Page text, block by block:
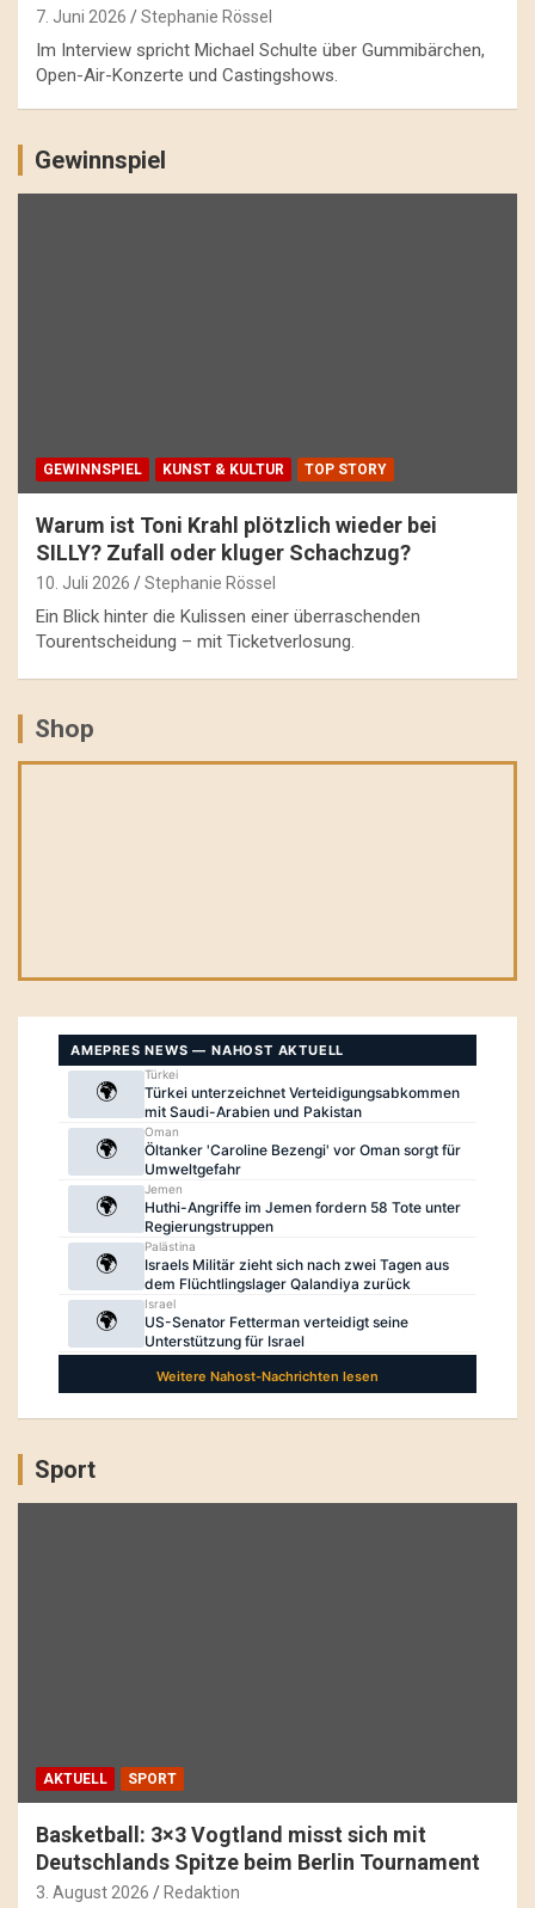
7. Juni 2026 Stephanie Rössel
Im Interview spricht Michael Schulte über Gummibärchen,
Open-Air-Konzerte und Castingshows.
Gewinnspiel
GEWINNSPIEL KUNST & KULTUR TOP STORY
Warum ist Toni Krahl plötzlich wieder bei
SILLY? Zufall oder kluger Schachzug?
10. Juli 2026 Stephanie Rössel
Ein Blick hinter die Kulissen einer überraschenden
Tourentscheidung – mit Ticketverlosung.
Shop
Sport
AKTUELL SPORT
Basketball: 3×3 Vogtland misst sich mit
Deutschlands Spitze beim Berlin Tournament
3. August 2026 Redaktion